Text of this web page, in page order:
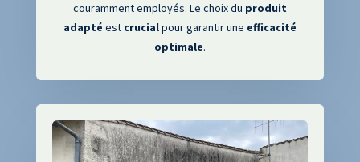
couramment employés. Le choix du produit
adapté est crucialpour garantir une efficacité
optimale.